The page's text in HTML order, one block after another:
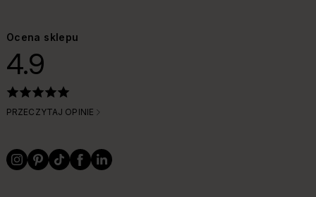
Ocena sklepu
4.9
PRZECZYTAJ OPINIE